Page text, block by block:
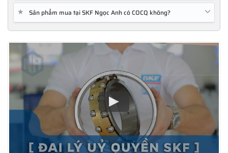
★ Sản phẩm mua tại SKF Ngọc Anh có COCQ không?